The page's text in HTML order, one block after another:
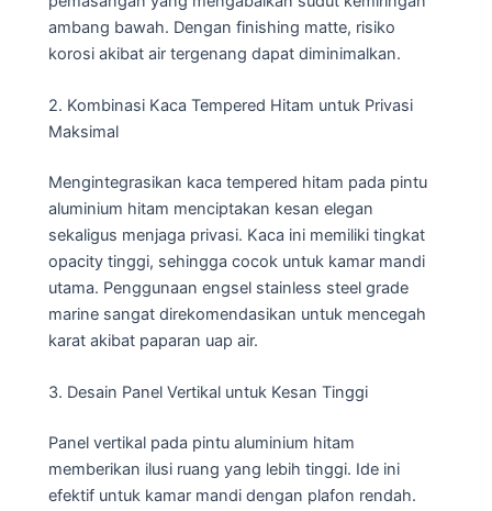
ambang bawah. Dengan finishing matte, risiko
korosi akibat air tergenang dapat diminimalkan.
2. Kombinasi Kaca Tempered Hitam untuk Privasi
Maksimal
Mengintegrasikan kaca tempered hitam pada pintu
aluminium hitam menciptakan kesan elegan
sekaligus menjaga privasi. Kaca ini memiliki tingkat
opacity tinggi, sehingga cocok untuk kamar mandi
utama. Penggunaan engsel stainless steel grade
marine sangat direkomendasikan untuk mencegah
karat akibat paparan uap air.
3. Desain Panel Vertikal untuk Kesan Tinggi
Panel vertikal pada pintu aluminium hitam
memberikan ilusi ruang yang lebih tinggi. Ide ini
efektif untuk kamar mandi dengan plafon rendah.